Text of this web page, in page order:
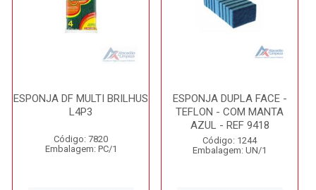
ESPONJA DF MULTI BRILHUS
L4P3
Código: 7820
Embalagem: PC/1
ESPONJA DUPLA FACE -
TEFLON - COM MANTA
AZUL - REF 9418
Código: 1244
Embalagem: UN/1